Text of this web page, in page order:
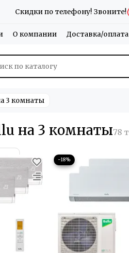
Скидки по телефону! Звоните!
О компании Доставка/оплата
3 комнаты
на 3 комнаты
−18%